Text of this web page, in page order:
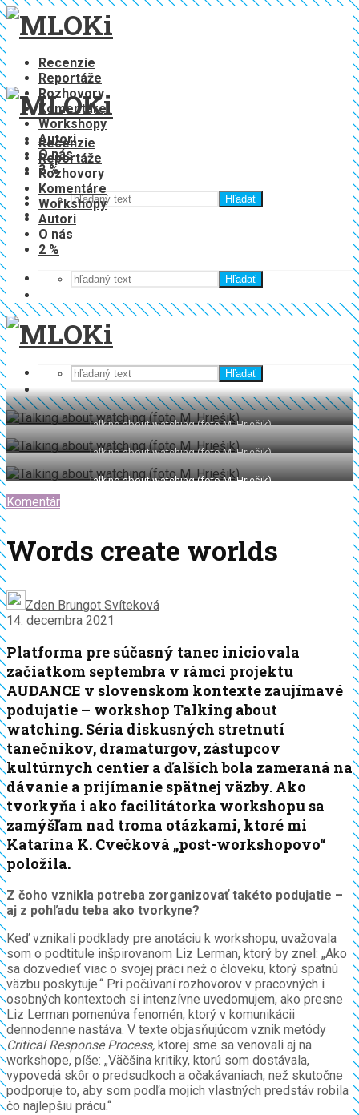
Recenzie
Reportáže
Rozhovory
Komentáre
Workshopy
Autori
O nás
2 %
Hľadať
Recenzie
Reportáže
Rozhovory
Komentáre
Workshopy
Autori
O nás
2 %
Hľadať
Hľadať
Talking about watching (foto M. Hriešik)
Talking about watching (foto M. Hriešik)
Talking about watching (foto M. Hriešik)
Komentár
Words create worlds
Zden Brungot Svíteková
14. decembra 2021
Platforma pre súčasný tanec iniciovala
začiatkom septembra v rámci projektu
AUDANCE v slovenskom kontexte zaujímavé
podujatie – workshop Talking about
watching. Séria diskusných stretnutí
tanečníkov, dramaturgov, zástupcov
kultúrnych centier a ďalších bola zameraná na
dávanie a prijímanie spätnej väzby. Ako
tvorkyňa i ako facilitátorka workshopu sa
zamýšľam nad troma otázkami, ktoré mi
Katarína K. Cvečková „post-workshopovo“
položila.
Z čoho vznikla potreba zorganizovať takéto podujatie –
aj z pohľadu teba ako tvorkyne?
Keď vznikali podklady pre anotáciu k workshopu, uvažovala
som o podtitule inšpirovanom Liz Lerman, ktorý by znel: „Ako
sa dozvedieť viac o svojej práci než o človeku, ktorý spätnú
väzbu poskytuje.“ Pri počúvaní rozhovorov v pracovných i
osobných kontextoch si intenzívne uvedomujem, ako presne
Liz Lerman pomenúva fenomén, ktorý v komunikácii
dennodenne nastáva. V texte objasňujúcom vznik metódy
Critical Response Process, ktorej sme sa venovali aj na
workshope, píše: „Väčšina kritiky, ktorú som dostávala,
vypovedá skôr o predsudkoch a očakávaniach, než skutočne
podporuje to, aby som podľa mojich vlastných predstáv robila
čo najlepšiu prácu.“